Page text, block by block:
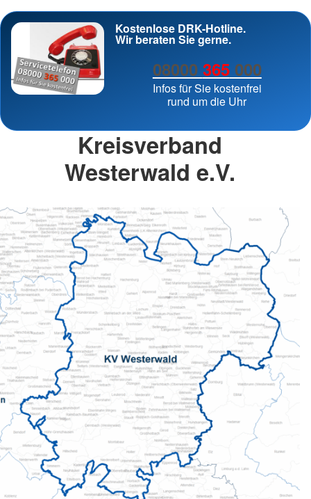
Kostenlose DRK-Hotline.
Wir beraten Sie gerne.
08000 365000
Infos für Sie kostenfrei
rund um die Uhr
Kreisverband
Westerwald e.V.